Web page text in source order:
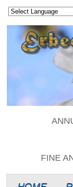
FINE